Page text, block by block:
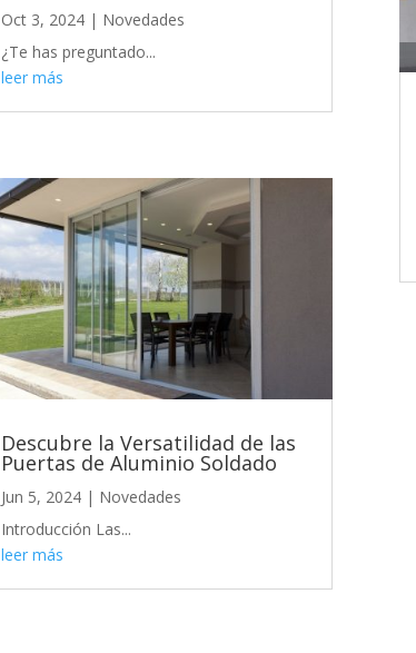
Oct 3, 2024| Novedades
¿Te has preguntado...
leer más
Descubre la Versatilidad de las
Puertas de Aluminio Soldado
Jun 5, 2024| Novedades
Introducción Las...
leer más